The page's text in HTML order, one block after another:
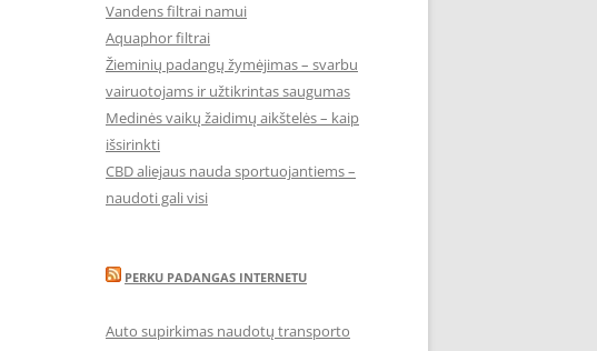
Vandens filtrai namui
Aquaphor filtrai
Žieminių padangų žymėjimas – svarbu
vairuotojams ir užtikrintas saugumas
Medinės vaikų žaidimų aikštelės – kaip
išsirinkti
CBD aliejaus nauda sportuojantiems –
naudoti gali visi
PERKU PADANGAS INTERNETU
Auto supirkimas naudotų transporto